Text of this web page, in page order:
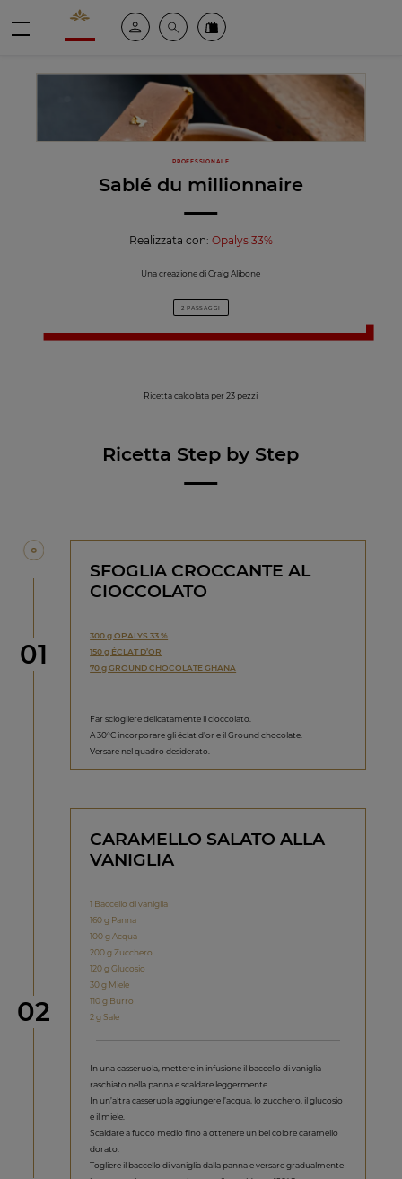
Valrhona - Imaginons le meilleur du chocolat
Il mio account
Cerca Ordinate i nostri prodotti online
PROFESSIONALE
Sablé du millionnaire
Realizzata con: Opalys 33%
Una creazione di Craig Alibone
2 PASSAGGI
Ricetta calcolata per 23 pezzi
Ricetta Step by Step
Step
01
SFOGLIA CROCCANTE AL
CIOCCOLATO
300 g OPALYS 33 %
150 g ÉCLAT D’OR
70 g GROUND CHOCOLATE GHANA
Far sciogliere delicatamente il cioccolato.
A 30°C incorporare gli éclat d’or e il Ground chocolate.
Versare nel quadro desiderato.
Step
02
CARAMELLO SALATO ALLA
VANIGLIA
1 Baccello di vaniglia
160 g Panna
100 g Acqua
200 g Zucchero
120 g Glucosio
30 g Miele
110 g Burro
2 g Sale
In una casseruola, mettere in infusione il baccello di vaniglia
raschiato nella panna e scaldare leggermente.
In un’altra casseruola aggiungere l’acqua, lo zucchero, il glucosio
e il miele.
Scaldare a fuoco medio fino a ottenere un bel colore caramello
dorato.
Togliere il baccello di vaniglia dalla panna e versare gradualmente